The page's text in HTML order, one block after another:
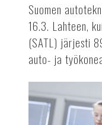
Suomen
16.3. Lahteen,
(SATL) järjesti
auto- ja
akkutuotanto
ennätykseen